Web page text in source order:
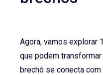
Agora, vamos explorar
que podem
brechó se conecta